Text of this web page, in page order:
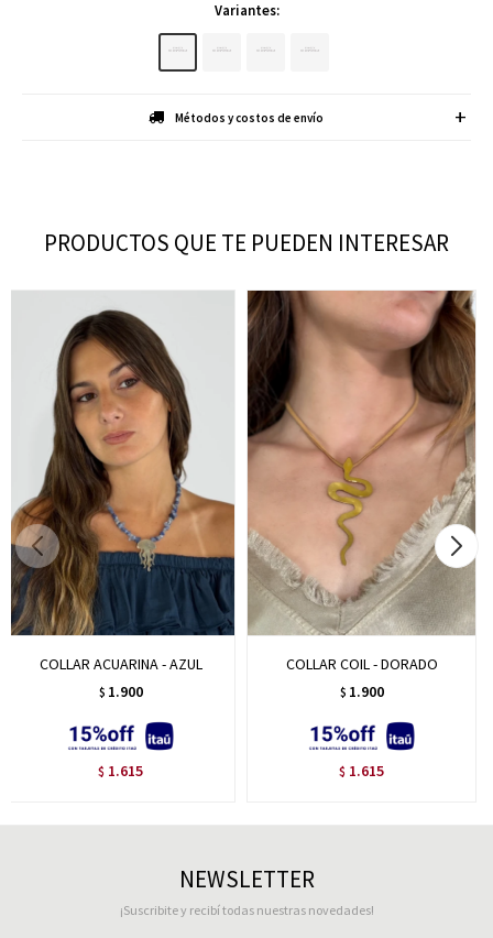
Variantes:
Métodos y costos de envío
PRODUCTOS QUE TE PUEDEN INTERESAR
COLLAR ACUARINA - AZUL
$ 1.900
$ 1.615
COLLAR COIL - DORADO
$ 1.900
$ 1.615
NEWSLETTER
¡Suscribite y recibí todas nuestras novedades!